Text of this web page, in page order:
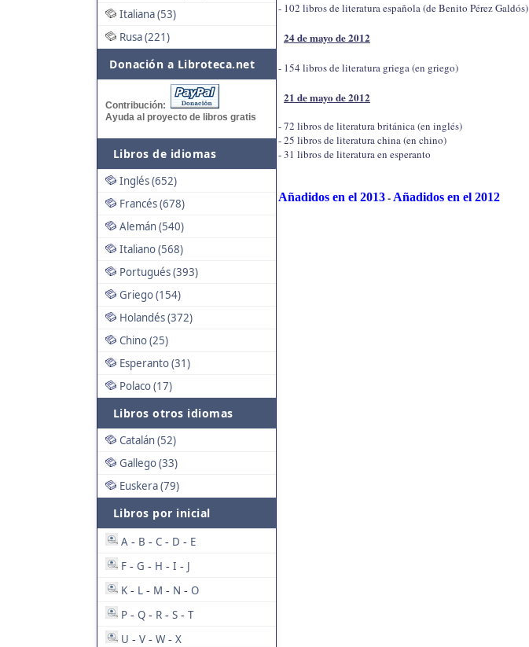
Italiana (53)
Rusa (221)
Donación a Libroteca.net
Contribución:
Ayuda al proyecto de libros gratis
Libros de idiomas
Inglés (652)
Francés (678)
Alemán (540)
Italiano (568)
Portugués (393)
Griego (154)
Holandés (372)
Chino (25)
Esperanto (31)
Polaco (17)
Libros otros idiomas
Catalán (52)
Gallego (33)
Euskera (79)
Libros por inicial
A - B - C - D - E
F - G - H - I - J
K - L - M - N - O
P - Q - R - S - T
U - V - W - X
- 102 libros de literatura española (de Benito Pérez Galdós)
24 de mayo de 2012
- 154 libros de literatura griega (en griego)
21 de mayo de 2012
- 72 libros de literatura británica (en inglés)
- 25 libros de literatura china (en chino)
- 31 libros de literatura en esperanto
Añadidos en el 2013- Añadidos en el 2012